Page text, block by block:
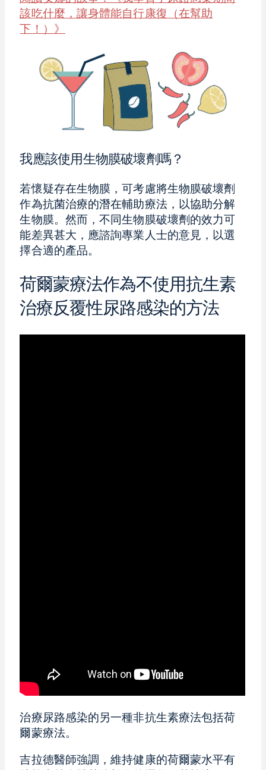
該吃什麼，讓身體能自行康復（在幫助
下！）》
我應該使用生物膜破壞劑嗎？
若懷疑存在生物膜，可考慮將生物膜破壞劑
作為抗菌治療的潛在輔助療法，以協助分解
生物膜。然而，不同生物膜破壞劑的效力可
能差異甚大，應諮詢專業人士的意見，以選
擇合適的產品。
荷爾蒙療法作為不使用抗生素
治療反覆性尿路感染的方法
治療尿路感染的另一種非抗生素療法包括荷
爾蒙療法。
吉拉德醫師強調，維持健康的荷爾蒙水平有